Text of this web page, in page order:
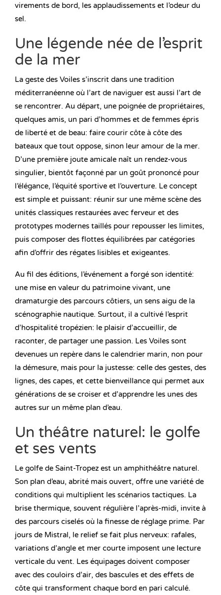
virements de bord, les applaudissements et l’odeur du
sel.
Une légende née de l’esprit
de la mer
La geste des Voiles s’inscrit dans une tradition
méditerranéenne où l’art de naviguer est aussi l’art de
se rencontrer. Au départ, une poignée de propriétaires,
quelques amis, un pari d’hommes et de femmes épris
de liberté et de beau: faire courir côte à côte des
bateaux que tout oppose, sinon leur amour de la mer.
D’une première joute amicale naît un rendez-vous
singulier, bientôt façonné par un goût prononcé pour
l’élégance, l’équité sportive et l’ouverture. Le concept
est simple et puissant: réunir sur une même scène des
unités classiques restaurées avec ferveur et des
prototypes modernes taillés pour repousser les limites,
puis composer des flottes équilibrées par catégories
afin d’offrir des régates lisibles et exigeantes.
Au fil des éditions, l’événement a forgé son identité:
une mise en valeur du patrimoine vivant, une
dramaturgie des parcours côtiers, un sens aigu de la
scénographie nautique. Surtout, il a cultivé l’esprit
d’hospitalité tropézien: le plaisir d’accueillir, de
raconter, de partager une passion. Les Voiles sont
devenues un repère dans le calendrier marin, non pour
la démesure, mais pour la justesse: celle des gestes, des
lignes, des capes, et cette bienveillance qui permet aux
générations de se croiser et d’apprendre les unes des
autres sur un même plan d’eau.
Un théâtre naturel: le golfe
et ses vents
Le golfe de Saint-Tropez est un amphithéâtre naturel.
Son plan d’eau, abrité mais ouvert, offre une variété de
conditions qui multiplient les scénarios tactiques. La
brise thermique, souvent régulière l’après-midi, invite à
des parcours ciselés où la finesse de réglage prime. Par
jours de Mistral, le relief se fait plus nerveux: rafales,
variations d’angle et mer courte imposent une lecture
verticale du vent. Les équipages doivent composer
avec des couloirs d’air, des bascules et des effets de
côte qui transforment chaque bord en pari calculé.